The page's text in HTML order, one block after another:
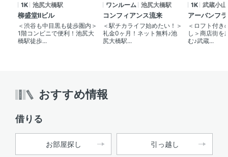
1K 池尻大橋駅
柳盛堂Ⅱビル
＜渋谷も中目黒も徒歩圏内＞
1階コンビニで便利！池尻大
橋駅徒歩...
ワンルーム
池尻大橋駅
コンフィアンス流来
＜駅チカライフ始めたい！＞
礼金0ヶ月！ネット無料♪池
尻大橋駅...
1K
武蔵小山
アーバンフ
＜ロフト付き
し＞商店街を
む♪武蔵...
おすすめ情報
借りる
お部屋探し 引っ越し